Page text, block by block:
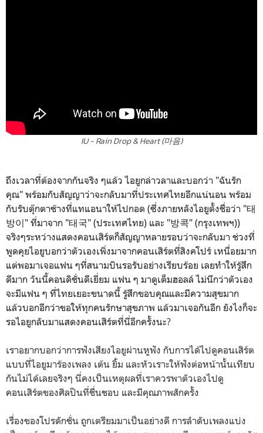
IU - Rain Drop & Heart (마음)
ถึงเวลาที่ต้องจากกันจริง ๆแล้ว ไอยูกล่าวลาและบอกว่า "ฉันรัก
คุณ" พร้อมกับสัญญาว่าจะกลับมาที่ประเทศไทยอีกแน่นอน พร้อม
กับรับตุ๊กตาช้างที่แทแอนาให้ไปกอด (ซึ่งภายหลังไอยูตั้งชื่อว่า "태
방이" ที่มาจาก "태국" (ประเทศไทย) และ "방콕" (กรุงเทพฯ))
จริงๆระหว่างแสดงคอนเสิร์ตก็สัญญาหลายรอบว่าจะกลับมา ช่วงที่
พูดคุยไอยูบอกว่าตัวเองเพิ่งมาจากคอนเสิร์ตที่สิงคโปร์ เหนื่อยมาก
แต่พอมาเจอแฟน ๆที่สนามบินรอรับอย่างเรียบร้อย เลยทำให้รู้สึก
ดีมาก วันนี้คอนดิชั่นดีเยี่ยม แฟน ๆ มาดูเต็มฮอลล์ ไม่นึกว่าตัวเอง
จะมีแฟน ๆ ที่ไทยเยอะขนาดนี้ รู้สึกขอบคุณและมีความสุขมาก
แล้วบอกอีกว่าขอให้ทุกคนรักษาสุขภาพ แล้วมาเจอกันอีก ยังไงก็จะ
รอไอยูกลับมาแสดงคอนเสิร์ตที่นี่อีกครั้งนะ?
เราอยากบอกว่าการฟังเสียงไอยูผ่านหูฟัง กับการได้ไปดูคอนเสิร์ต
แบบที่ไอยูมาร้องเพลง เต้น ยิ้ม และหัวเราะให้ฟังต่อหน้านั้นเทียบ
กันไม่ได้เลยจริงๆ นี่คงเป็นเหตุผลที่เราควรพาตัวเองไปดู
คอนเสิร์ตของศิลปินที่ชื่นชอบ และมีคุณภาพสักครั้ง
เรื่องของโปรดักชั่น ถูกเตรียมมาเป็นอย่างดี การลำดับเพลงแบ่ง